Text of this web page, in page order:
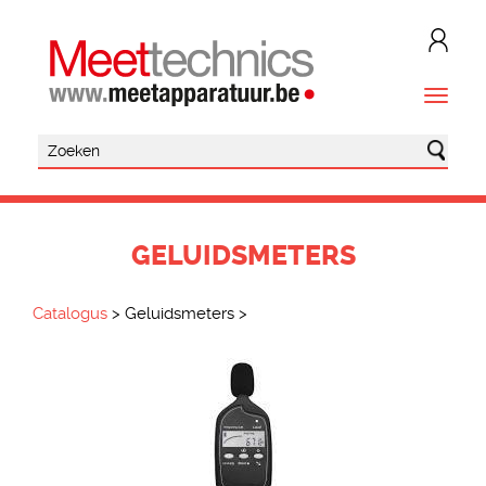
GELUIDSMETERS
Catalogus > Geluidsmeters >